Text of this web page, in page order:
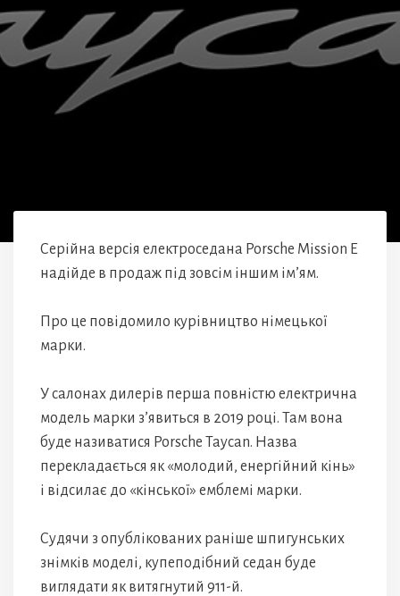
Серійна версія електроседана Porsche Mission E
надійде в продаж під зовсім іншим ім’ям.
Про це повідомило курівництво німецької
марки.
У салонах дилерів перша повністю електрична
модель марки з’явиться в 2019 році. Там вона
буде називатися Porsche Taycan. Назва
перекладається як «молодий, енергійний кінь»
і відсилає до «кінської» емблемі марки.
Судячи з опублікованих раніше шпигунських
знімків моделі, купеподібний седан буде
виглядати як витягнутий 911-й.